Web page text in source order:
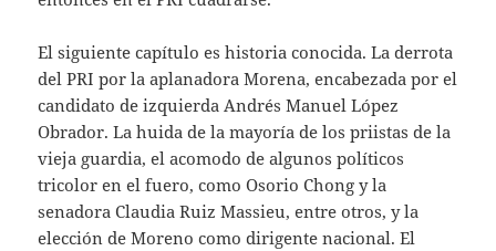
El siguiente capítulo es historia conocida. La derrota
del PRI por la aplanadora Morena, encabezada por el
candidato de izquierda Andrés Manuel López
Obrador. La huida de la mayoría de los priistas de la
vieja guardia, el acomodo de algunos políticos
tricolor en el fuero, como Osorio Chong y la
senadora Claudia Ruiz Massieu, entre otros, y la
elección de Moreno como dirigente nacional. El